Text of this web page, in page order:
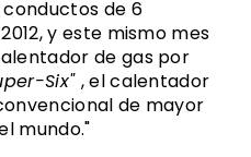
de 6
y este mismo mes
de gas por
Six" , el calentador
de mayor
mundo."